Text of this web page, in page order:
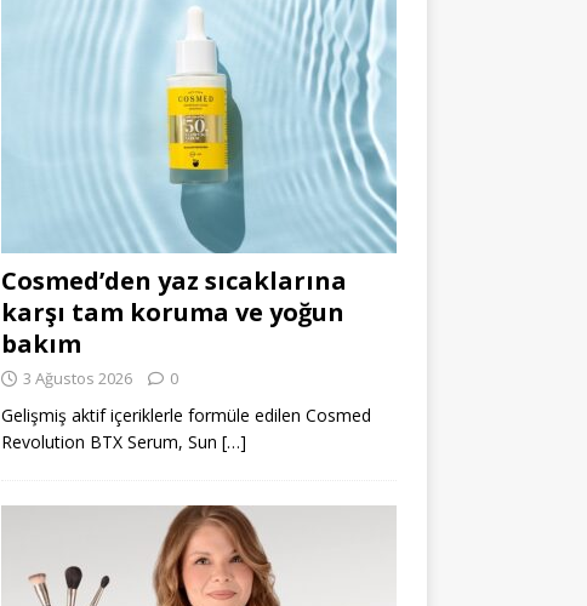
Cosmed’den yaz sıcaklarına
karşı tam koruma ve yoğun
bakım
3 Ağustos 2026 0
Gelişmiş aktif içeriklerle formüle edilen Cosmed
Revolution BTX Serum, Sun […]